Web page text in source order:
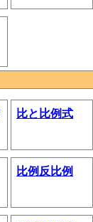
比と比例式
比例反比例